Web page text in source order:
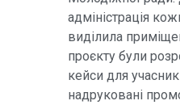
адміністрація
виділила
проєкту були
кейси для
надруковані